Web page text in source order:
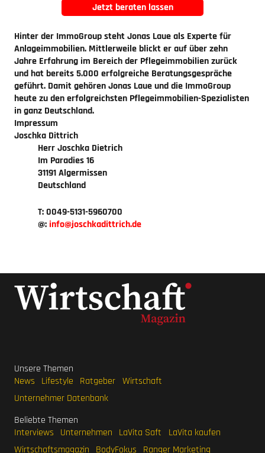
Jetzt beraten lassen
Hinter der ImmoGroup steht Jonas Laue als Experte für
Anlageimmobilien. Mittlerweile blickt er auf über zehn
Jahre Erfahrung im Bereich der Pflegeimmobilien zurück
und hat bereits 5.000 erfolgreiche Beratungsgespräche
geführt. Damit gehören Jonas Laue und die ImmoGroup
heute zu den erfolgreichsten Pflegeimmobilien-Spezialisten
in ganz Deutschland.
Impressum
Joschka Dittrich
Herr Joschka Dietrich
Im Paradies 16
31191 Algermissen
Deutschland
T: 0049-5131-5960700
@: info joschkadittrich.de
Unsere Themen
News
Lifestyle Ratgeber Wirtschaft
Unternehmer Datenbank
Beliebte Themen
Interviews
Unternehmen LaVita Saft
LaVita kaufen
Wirtschaftsmagazin
BodyFokus Ranger Marketing